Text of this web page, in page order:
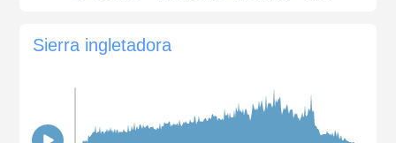
Sierra ingletadora